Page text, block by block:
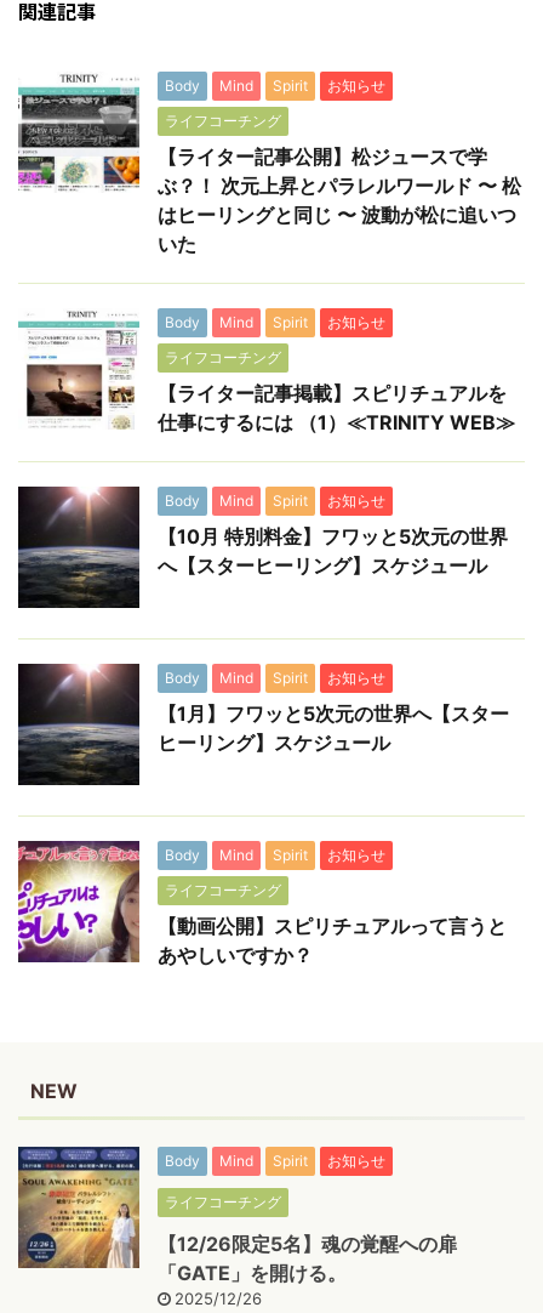
関連記事
Body Mind Spirit
お知らせ
ライフコーチング
【ライター記事公開】松ジュースで学
ぶ？！ 次元上昇とパラレルワールド 〜 松
はヒーリングと同じ 〜 波動が松に追いつ
いた
Body Mind Spirit
お知らせ
ライフコーチング
【ライター記事掲載】スピリチュアルを
仕事にするには （1）≪TRINITY WEB≫
Body Mind Spirit お知らせ
【10月 特別料金】フワッと5次元の世界
へ【スターヒーリング】スケジュール
Body Mind Spirit お知らせ
【1月】フワッと5次元の世界へ【スター
ヒーリング】スケジュール
Body Mind Spirit
お知らせ
ライフコーチング
【動画公開】スピリチュアルって言うと
あやしいですか？
NEW
Body Mind Spirit お知らせ
ライフコーチング
【12/26限定5名】魂の覚醒への扉
「GATE」を開ける。
2025/12/26